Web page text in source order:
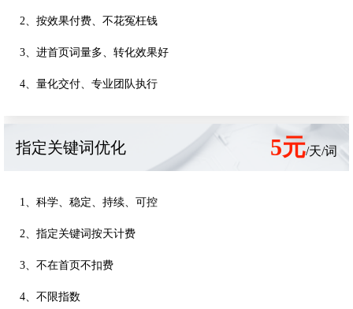
2、按效果付费、不花冤枉钱
3、进首页词量多、转化效果好
4、量化交付、专业团队执行
指定关键词优化 5元/天/词
1、科学、稳定、持续、可控
2、指定关键词按天计费
3、不在首页不扣费
4、不限指数